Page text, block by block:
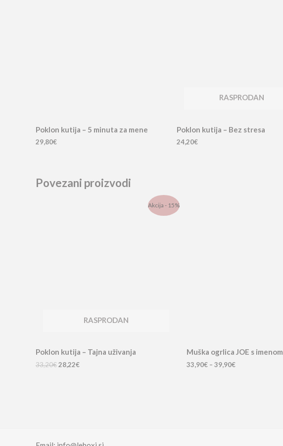
Poklon kutija – 5 minuta za mene
29,80€
RASPRODAN
Poklon kutija – Bez stresa
24,20€
Povezani proizvodi
Akcija - 15%
RASPRODAN
Poklon kutija – Tajna uživanja
33,20€28,22€
Muška ogrlica JOE s imenom
33,90€ – 39,90€